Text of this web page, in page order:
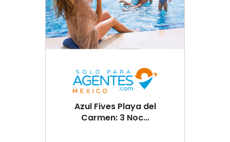
Azul Fives Playa del
Carmen: 3 Noc...